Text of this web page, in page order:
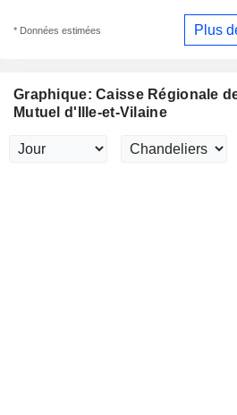
* Données estimées Plus
Graphique: Caisse Régionale
Mutuel d'Ille-et-Vilaine